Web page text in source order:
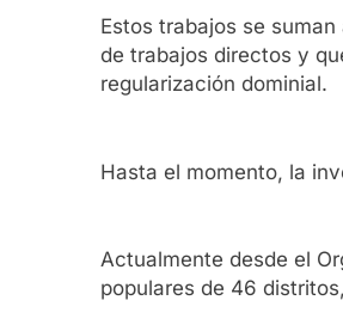
Estos trabajos se
de trabajos directos y
regularización dominial.
Hasta el momento, la
Actualmente desde el
populares de 46